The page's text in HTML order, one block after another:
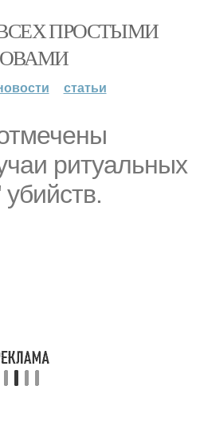
ПРОСТЫМИ
статьи
ритуальных